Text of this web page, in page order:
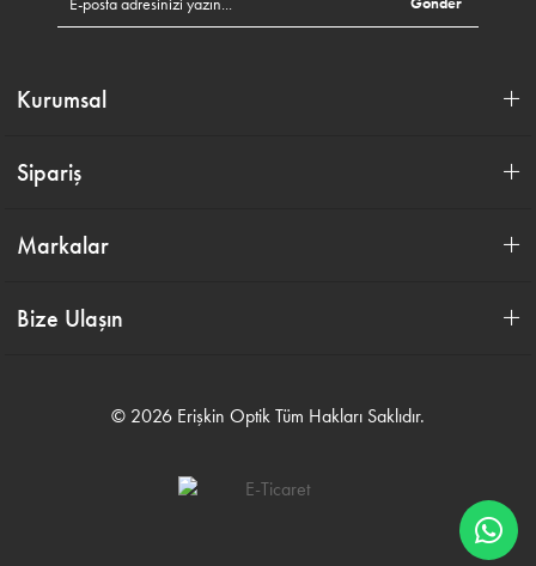
Kurumsal
Sipariş
Markalar
Bize Ulaşın
© 2026 Erişkin Optik Tüm Hakları Saklıdır.